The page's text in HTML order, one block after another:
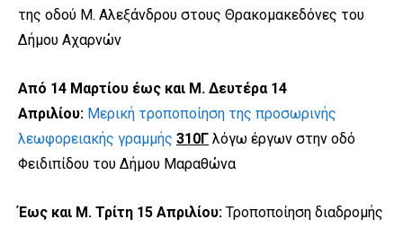
της οδού Μ. Αλεξάνδρου στους Θρακομακεδόνες του
Δήμου Αχαρνών
Από 14 Μαρτίου έως και Μ. Δευτέρα 14
Απριλίου: Μερική τροποποίηση της προσωρινής
λεωφορειακής γραμμής 310Γ λόγω έργων στην οδό
Φειδιπίδου του Δήμου Μαραθώνα
Έως και Μ. Τρίτη 15 Απριλίου: Τροποποίηση διαδρομής